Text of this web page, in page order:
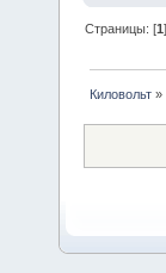
Страницы: [1]
Киловольт »